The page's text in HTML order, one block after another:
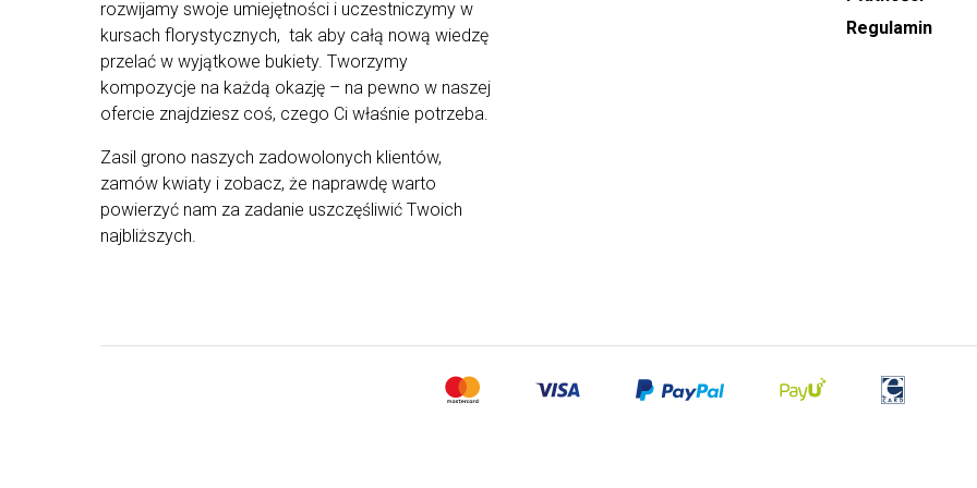
rozwijamy swoje umiejętności i uczestniczymy w
kursach florystycznych, tak aby całą nową wiedzę
przelać w wyjątkowe bukiety. Tworzymy
kompozycje na każdą okazję – na pewno w naszej
ofercie znajdziesz coś, czego Ci właśnie potrzeba.
Zasil grono naszych zadowolonych klientów,
zamów kwiaty i zobacz, że naprawdę warto
powierzyć nam za zadanie uszczęśliwić Twoich
najbliższych.
Regulamin